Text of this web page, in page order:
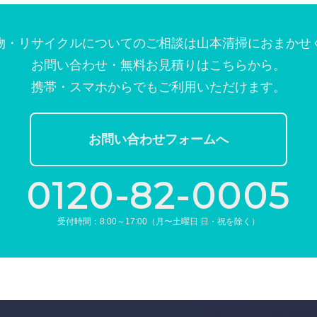
・リサイクルについてのご相談は⼭本清掃におまかせ
お問い合わせ・無料お⾒積りはこちらから。
携帯・スマホからでもご利⽤いただけます。
お問い合わせフォームへ
0120-82-0005
受付時間：8:00～17:00（月〜土曜日 日・祝を除く）